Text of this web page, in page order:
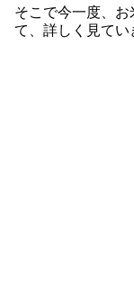
そこで今一度、
て、詳しく見てい